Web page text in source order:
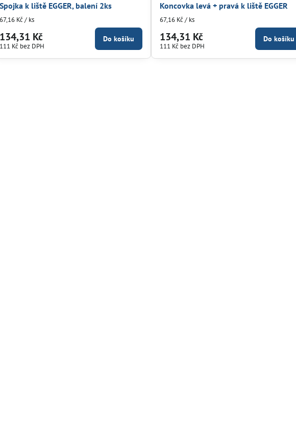
Spojka k liště EGGER, balení 2ks
134,31 Kč
111 Kč bez DPH
67,16 Kč/ ks
Do košíku
Koncovka levá + pravá k liště EGGER
134,31 Kč
111 Kč bez DPH
67,16 Kč/ ks
Do košíku